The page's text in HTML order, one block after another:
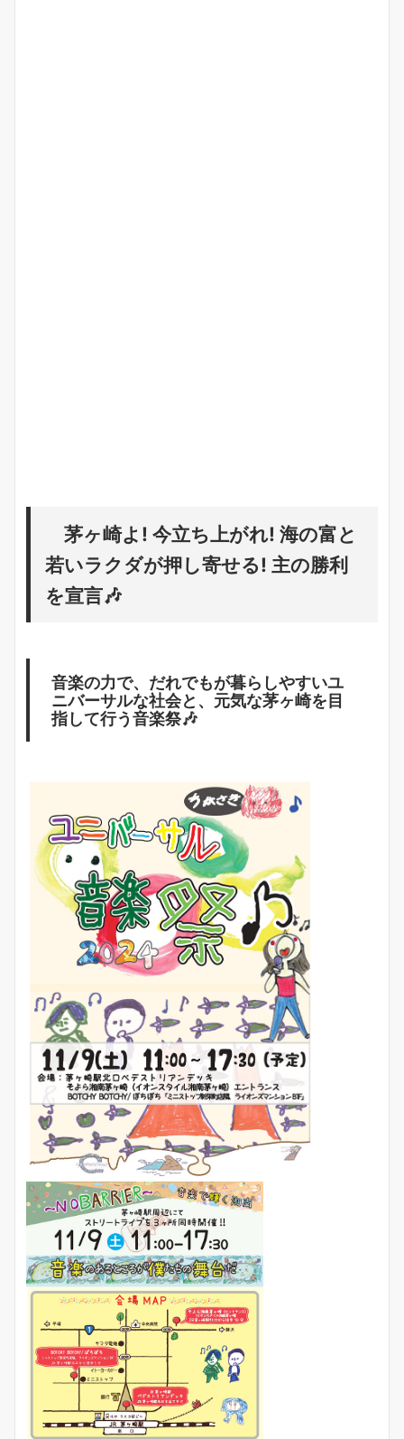
茅ヶ崎よ! 今立ち上がれ! 海の富と
若いラクダが押し寄せる! 主の勝利
を宣言🎶
音楽の力で、だれでもが暮らしやすいユ
ニバーサルな社会と、元気な茅ヶ崎を目
指して行う音楽祭🎶